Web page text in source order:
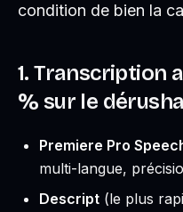
condition de bien la
1. Transcription
% sur le
Premiere Pro
multi-langue,
Descript (le plus